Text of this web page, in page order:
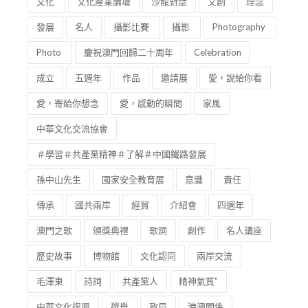
發展 名人 攝影比賽 攝影 Photography
Photo 慶祝澳門回歸二十周年 Celebration
成立 五週年 作品 邀請展 愛，說給你看
愛，寄給你想念 愛，感動的瞬間 家風
中華文化交流協會
＃學習＃共產黨精神＃了解＃中國鐵路發展
孫中山先生 國家安全教育展 意識 責任
傳承 國共兩岸 經貿 介紹會 四週年
澳門之歌 頒獎典禮 歌詞 創作 名人講座
歷史故事 博物館 文化認同 兩岸交流
毛澤東 詩詞 共產黨人 精神氣質”